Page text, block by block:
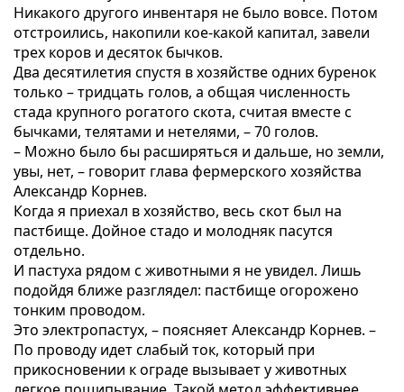
Никакого другого инвентаря не было вовсе. Потом
отстроились, накопили кое-какой капитал, завели
трех коров и десяток бычков.
Два десятилетия спустя в хозяйстве одних буренок
только – тридцать голов, а общая численность
стада крупного рогатого скота, считая вместе с
бычками, телятами и нетелями, – 70 голов.
– Можно было бы расширяться и дальше, но земли,
увы, нет, – говорит глава фермерского хозяйства
Александр Корнев.
Когда я приехал в хозяйство, весь скот был на
пастбище. Дойное стадо и молодняк пасутся
отдельно.
И пастуха рядом с животными я не увидел. Лишь
подойдя ближе разглядел: пастбище огорожено
тонким проводом.
Это электропастух, – поясняет Александр Корнев. –
По проводу идет слабый ток, который при
прикосновении к ограде вызывает у животных